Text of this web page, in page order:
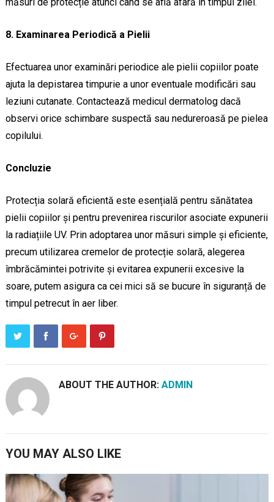
8. Examinarea Periodică a Pielii
Efectuarea unor examinări periodice ale pielii copiilor poate
ajuta la depistarea timpurie a unor eventuale modificări sau
leziuni cutanate. Contactează medicul dermatolog dacă
observi orice schimbare suspectă sau nedureroasă pe pielea
copilului.
Concluzie
Protecția solară eficientă este esențială pentru sănătatea
pielii copiilor și pentru prevenirea riscurilor asociate expunerii
la radiațiile UV. Prin adoptarea unor măsuri simple și eficiente,
precum utilizarea cremelor de protecție solară, alegerea
îmbrăcămintei potrivite și evitarea expunerii excesive la
soare, putem asigura ca cei mici să se bucure în siguranță de
timpul petrecut în aer liber.
ABOUT THE AUTHOR: ADMIN
YOU MAY ALSO LIKE